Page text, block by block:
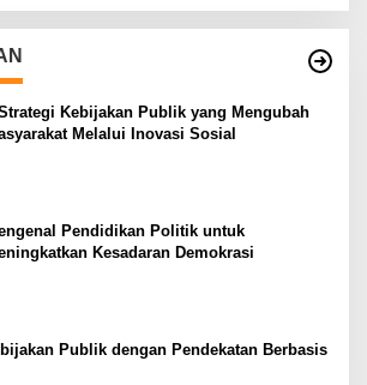
Kebijakan Publik yang Mengubah
Melalui Inovasi Sosial
Pendidikan Politik untuk
Kesadaran Demokrasi
Publik dengan Pendekatan Berbasis